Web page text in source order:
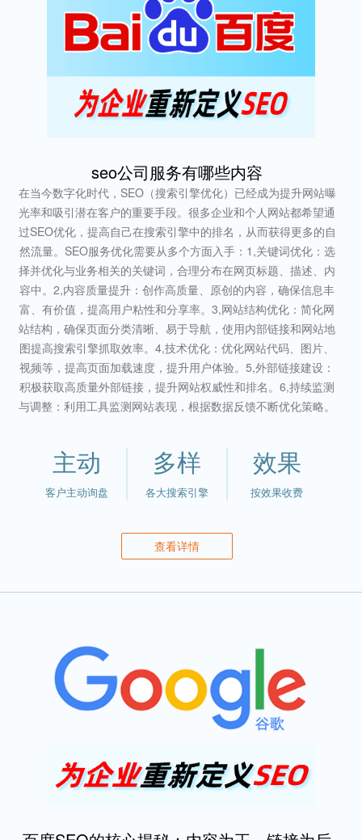
seo公司服务有哪些内容
在当今数字化时代，SEO（搜索引擎优化）已经成为提升网站曝
光率和吸引潜在客户的重要手段。很多企业和个人网站都希望通
过SEO优化，提高自己在搜索引擎中的排名，从而获得更多的自
然流量。SEO服务优化需要从多个方面入手：1,关键词优化：选
择并优化与业务相关的关键词，合理分布在网页标题、描述、内
容中。2,内容质量提升：创作高质量、原创的内容，确保信息丰
富、有价值，提高用户粘性和分享率。3,网站结构优化：简化网
站结构，确保页面分类清晰、易于导航，使用内部链接和网站地
图提高搜索引擎抓取效率。4,技术优化：优化网站代码、图片、
视频等，提高页面加载速度，提升用户体验。5,外部链接建设：
积极获取高质量外部链接，提升网站权威性和排名。6,持续监测
与调整：利用工具监测网站表现，根据数据反馈不断优化策略。
主动
客户主动询盘
多样
各大搜索引擎
效果
按效果收费
查看详情